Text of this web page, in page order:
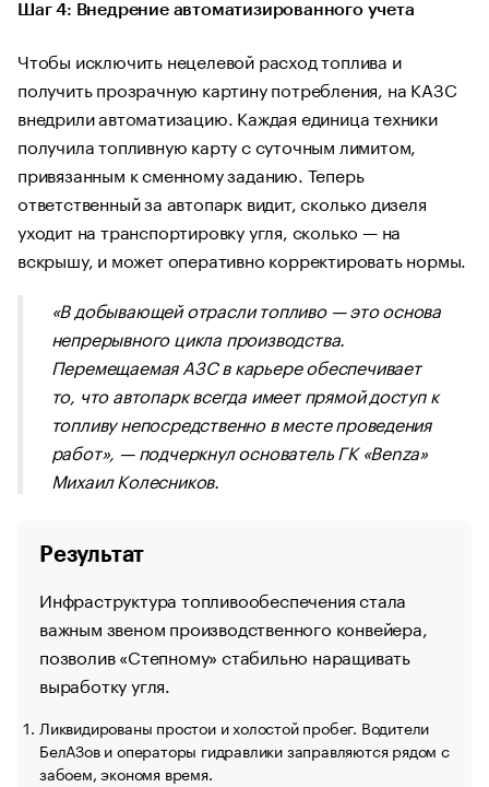
Шаг 4: Внедрение автоматизированного учета
Чтобы исключить нецелевой расход топлива и
получить прозрачную картину потребления, на КАЗС
внедрили автоматизацию. Каждая единица техники
получила топливную карту с суточным лимитом,
привязанным к сменному заданию. Теперь
ответственный за автопарк видит, сколько дизеля
уходит на транспортировку угля, сколько — на
вскрышу, и может оперативно корректировать нормы.
«В добывающей отрасли топливо — это основа
непрерывного цикла производства.
Перемещаемая АЗС в карьере обеспечивает
то, что автопарк всегда имеет прямой доступ к
топливу непосредственно в месте проведения
работ», — подчеркнул основатель ГК «Benza»
Михаил Колесников.
Результат
Инфраструктура топливообеспечения стала
важным звеном производственного конвейера,
позволив «Степному» стабильно наращивать
выработку угля.
Ликвидированы простои и холостой пробег. Водители
БелАЗов и операторы гидравлики заправляются рядом с
забоем, экономя время.